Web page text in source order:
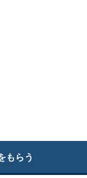
もらう